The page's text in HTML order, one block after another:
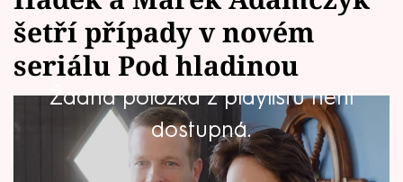
Témata
Celebrity
Vztahy
Seriály
šetří případy v novém
seriálu Pod hladinou
Žádná položka z playlistu není
dostupná.
Nový seriál Pod hladinou, v němž stateční a
silní profesionálové pracují v podmínkách,
které se můžou změnit v noční můru,